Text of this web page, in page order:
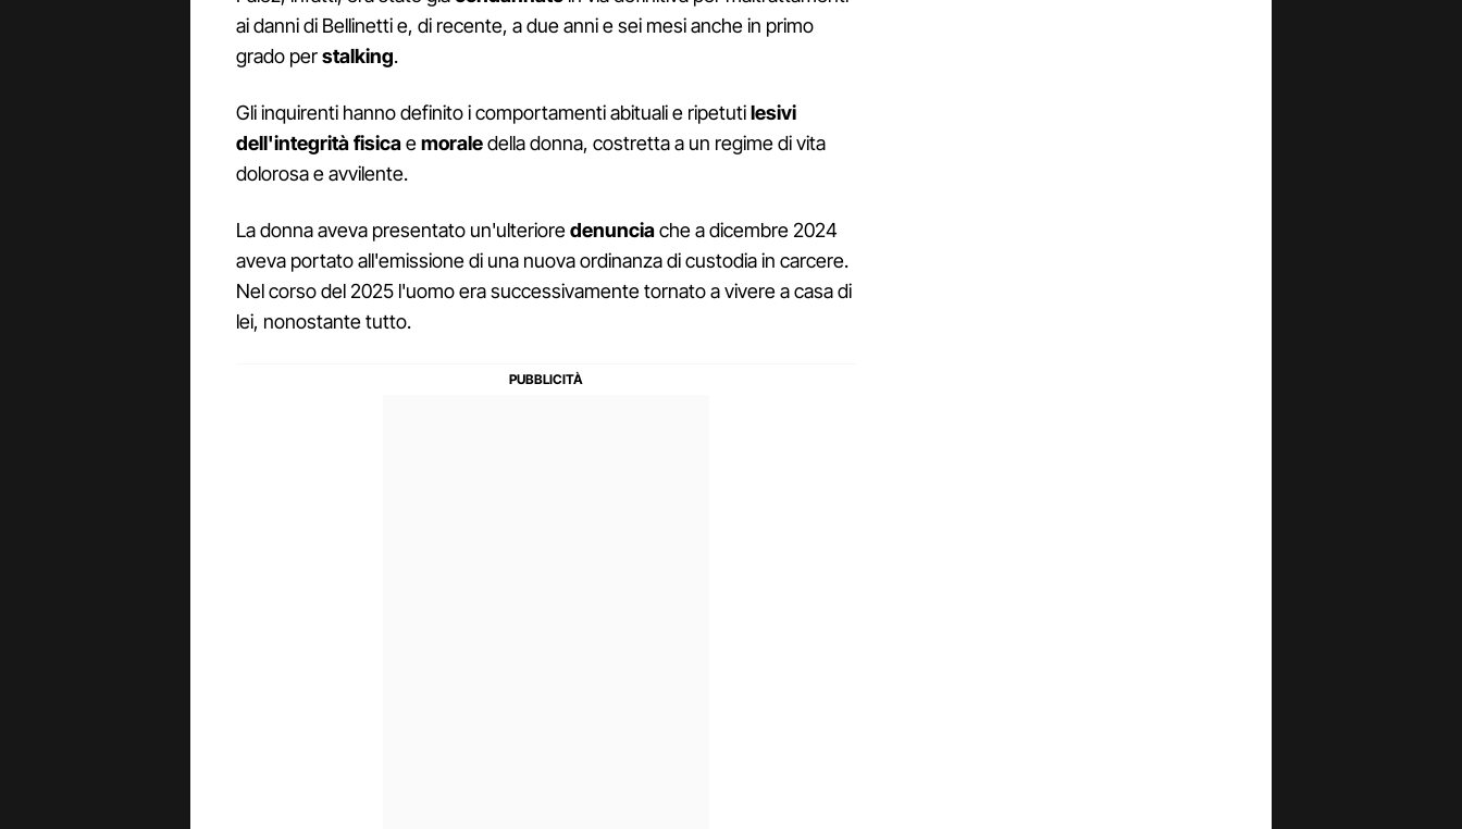
ai danni di Bellinetti e, di recente, a due anni e sei mesi anche in primo
grado perstalking.
Gli inquirenti hanno definito i comportamenti abituali e ripetutilesivi
dell'integrità fisicaemoraledella donna, costretta a un regime di vita
dolorosa e avvilente.
La donna aveva presentato un'ulterioredenunciache a dicembre 2024
aveva portato all'emissione di una nuova ordinanza di custodia in carcere.
Nel corso del 2025 l'uomo era successivamente tornato a vivere a casa di
lei, nonostante tutto.